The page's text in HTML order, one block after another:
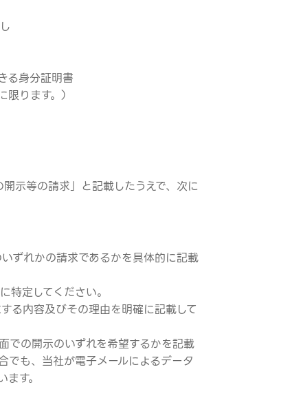
る身分証明書
ります。）
示等の請求」と記載したうえで、次に
ずれかの請求であるかを具体的に記載
定してください。
る内容及びその理由を明確に記載して
での開示のいずれを希望するかを記載
でも、当社が電子メールによるデータ
す。